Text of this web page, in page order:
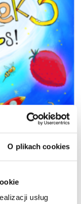
O plikach cookies
usług